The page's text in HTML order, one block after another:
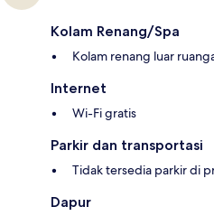
Kolam Renang/Spa
Kolam renang luar
Internet
Wi-Fi gratis
Parkir dan transportasi
Tidak tersedia parkir di
Dapur